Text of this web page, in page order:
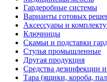
Гардеробные системы
Варианты готовых
Аксессуары и
Ключницы
Скамьи и подставки
Стулья промышленные
Другая продукция
Средства дезинфекции
Тара (ящики, короба,